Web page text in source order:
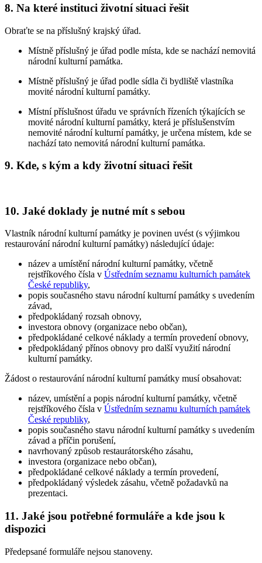
8. Na které instituci životní situaci řešit
Obraťte se na příslušný krajský úřad.
Místně příslušný je úřad podle místa, kde se nachází nemovitá
národní kulturní památka.
Místně příslušný je úřad podle sídla či bydliště vlastníka
movité národní kulturní památky.
Místní příslušnost úřadu ve správních řízeních týkajících se
movité národní kulturní památky, která je příslušenstvím
nemovité národní kulturní památky, je určena místem, kde se
nachází tato nemovitá národní kulturní památka.
9. Kde, s kým a kdy životní situaci řešit
10. Jaké doklady je nutné mít s sebou
Vlastník národní kulturní památky je povinen uvést (s výjimkou
restaurování národní kulturní památky) následující údaje:
název a umístění národní kulturní památky, včetně
rejstříkového čísla v Ústředním seznamu kulturních památek
České republiky,
popis současného stavu národní kulturní památky s uvedením
závad,
předpokládaný rozsah obnovy,
investora obnovy (organizace nebo občan),
předpokládané celkové náklady a termín provedení obnovy,
předpokládaný přínos obnovy pro další využití národní
kulturní památky.
Žádost o restaurování národní kulturní památky musí obsahovat:
název, umístění a popis národní kulturní památky, včetně
rejstříkového čísla v Ústředním seznamu kulturních památek
České republiky,
popis současného stavu národní kulturní památky s uvedením
závad a příčin porušení,
navrhovaný způsob restaurátorského zásahu,
investora (organizace nebo občan),
předpokládané celkové náklady a termín provedení,
předpokládaný výsledek zásahu, včetně požadavků na
prezentaci.
11. Jaké jsou potřebné formuláře a kde jsou k
dispozici
Předepsané formuláře nejsou stanoveny.